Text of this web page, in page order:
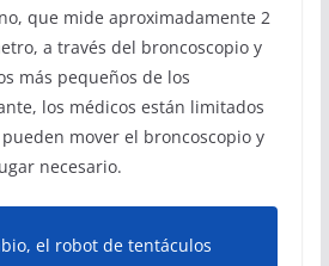
que mide aproximadamente 2
a través del broncoscopio y
más pequeños de los
los médicos están limitados
mover el broncoscopio y
necesario.
el robot de tentáculos